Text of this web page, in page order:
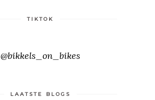
TIKTOK
@bikkels_on_bikes
LAATSTE BLOGS